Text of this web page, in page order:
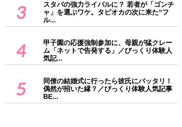
3
スタバの強力ライバルに？ 若者が「ゴンチ
ャ」を選ぶワケ。タピオカの次に来た“フ
ル...
4
甲子園の応援強制参加に、母親が猛クレー
ム「ネットで告発する」／びっくり体験人
気記...
5
同僚の結婚式に行ったら彼氏にバッタリ！
偶然が招いた縁？／びっくり体験人気記事
BE...